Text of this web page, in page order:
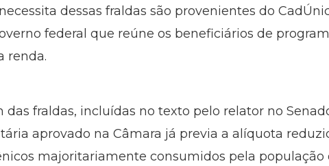
dessas fraldas são provenientes do
federal que reúne os beneficiários de
renda.
das fraldas, incluídas no texto pelo relator no
aprovado na Câmara já previa a alíquota
majoritariamente consumidos pela população